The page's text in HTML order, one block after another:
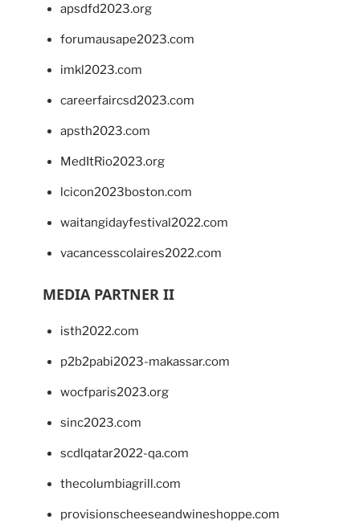
apsdfd2023.org
forumausape2023.com
imkl2023.com
careerfaircsd2023.com
apsth2023.com
MedItRio2023.org
lcicon2023boston.com
waitangidayfestival2022.com
vacancesscolaires2022.com
MEDIA PARTNER II
isth2022.com
p2b2pabi2023-makassar.com
wocfparis2023.org
sinc2023.com
scdlqatar2022-qa.com
thecolumbiagrill.com
provisionscheeseandwineshoppe.com